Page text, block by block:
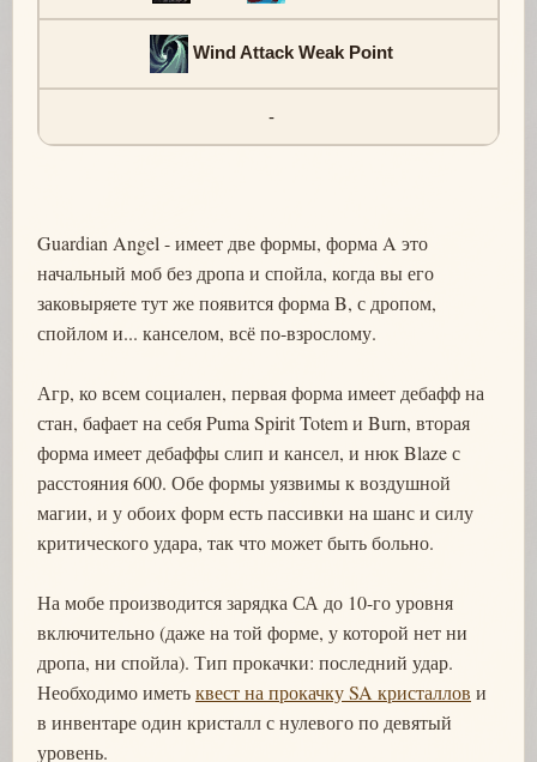
Wind Attack Weak Point
-
Guardian Angel - имеет две формы, форма A это
начальный моб без дропа и спойла, когда вы его
заковыряете тут же появится форма B, с дропом,
спойлом и... канселом, всё по-взрослому.
Агр, ко всем социален, первая форма имеет дебафф на
стан, бафает на себя Puma Spirit Totem и Burn, вторая
форма имеет дебаффы слип и кансел, и нюк Blaze с
расстояния 600. Обе формы уязвимы к воздушной
магии, и у обоих форм есть пассивки на шанс и силу
критического удара, так что может быть больно.
На мобе производится зарядка СА до 10-го уровня
включительно (даже на той форме, у которой нет ни
дропа, ни спойла). Тип прокачки: последний удар.
Необходимо иметьквест на прокачку SA кристаллов и
в инвентаре один кристалл с нулевого по девятый
уровень.